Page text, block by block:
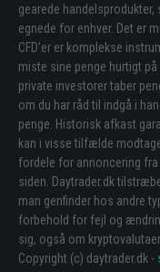
gearede
egnede for enhver. Det er
CFD’er er komplekse
miste sine penge hurtigt
private investorer taber
om du har råd til indgå i
penge. Historisk afkast
kan i visse tilfælde
fordele for annoncering
siden. Daytrader.dk
man genfinder hos andre
forbehold for fejl og
sig, også om
Copyright (c) daytrader.dk -